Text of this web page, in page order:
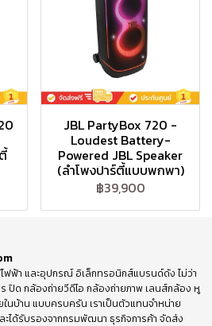
JBL PartyBox 720 -
Loudest Battery-
Powered JBL Speaker
(ลำโพงปาร์ตี้แบบพกพา)
฿39,900
ไฟฟ้า และอุปกรณ์ อิเล็กทรอนิกส์แบรนด์ดัง ไม่ว่า
ปิด กล้องถ่ายวีดีโอ กล้องถ่ายภาพ เลนส์กล้อง หู
ในบ้าน แบบครบครัน เราเป็นตัวแทนจำหน่าย
ะได้รับรองจากกรมพัฒนา ธุรกิจการค้า จัดส่ง